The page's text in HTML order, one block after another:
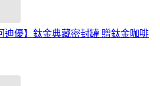
優】鈦金典藏密封罐 贈鈦金咖啡